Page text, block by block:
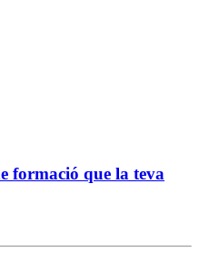
formació que la teva